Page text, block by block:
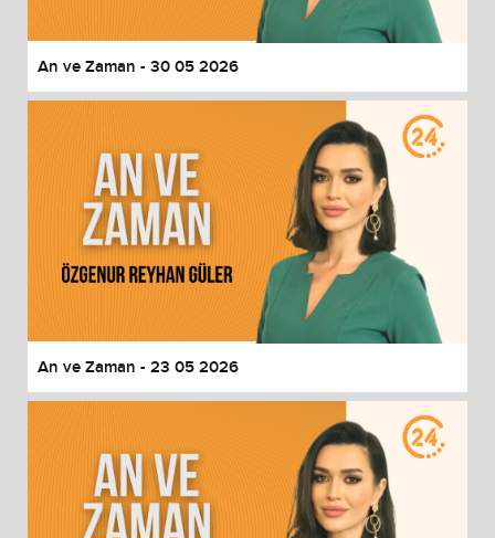
An ve Zaman - 30 05 2026
An ve Zaman - 23 05 2026